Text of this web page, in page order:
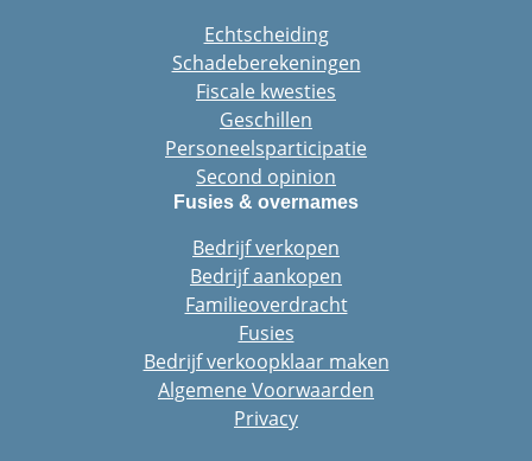
Echtscheiding
Schadeberekeningen
Fiscale kwesties
Geschillen
Personeelsparticipatie
Second opinion
Fusies & overnames
Bedrijf verkopen
Bedrijf aankopen
Familieoverdracht
Fusies
Bedrijf verkoopklaar maken
Algemene Voorwaarden
Privacy